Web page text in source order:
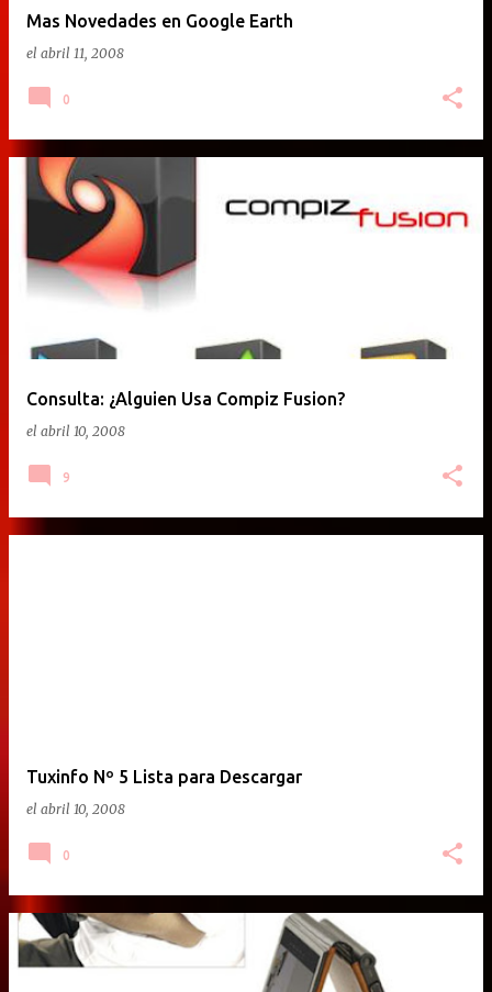
Mas Novedades en Google Earth
el abril 11, 2008
0
Consulta: ¿Alguien Usa Compiz Fusion?
el abril 10, 2008
9
Tuxinfo Nº 5 Lista para Descargar
el abril 10, 2008
0